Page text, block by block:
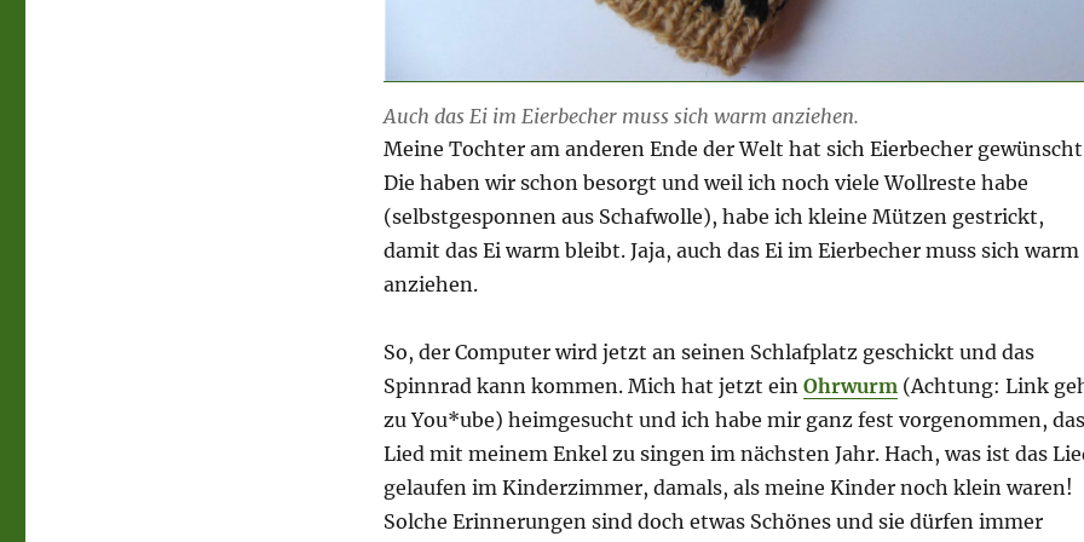
Auch das Ei im Eierbecher muss sich warm anziehen.
Meine Tochter am anderen Ende der Welt hat sich Eierbecher
Die haben wir schon besorgt und weil ich noch viele Wollreste habe
(selbstgesponnen aus Schafwolle), habe ich kleine Mützen gestrickt,
damit das Ei warm bleibt. Jaja, auch das Ei im Eierbecher muss sich warm
anziehen.
So, der Computer wird jetzt an seinen Schlafplatz geschickt und das
Spinnrad kann kommen. Mich hat jetzt ein Ohrwurm (Achtung: Link
zu You*ube) heimgesucht und ich habe mir ganz fest vorgenommen, das
Lied mit meinem Enkel zu singen im nächsten Jahr. Hach, was ist das
gelaufen im Kinderzimmer, damals, als meine Kinder noch klein waren!
Solche Erinnerungen sind doch etwas Schönes und sie dürfen immer